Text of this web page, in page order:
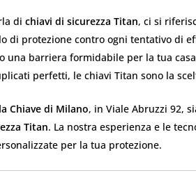
di chiavi di sicurezza Titan, ci si
di protezione contro ogni tentativo di
una barriera formidabile per la tua
perfetti, le chiavi Titan sono la
Chiave di Milano, in Viale Abruzzi 92,
Titan. La nostra esperienza e le
per la tua protezione.